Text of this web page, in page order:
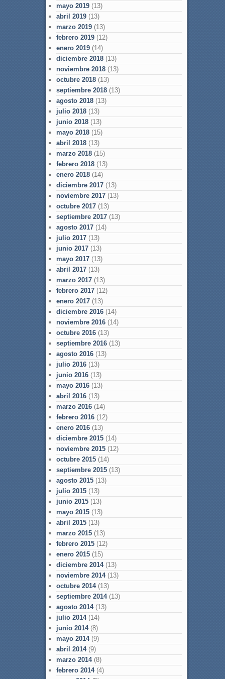
mayo 2019(13)
abril 2019(13)
marzo 2019(13)
febrero 2019(12)
enero 2019(14)
diciembre 2018(13)
noviembre 2018(13)
octubre 2018(13)
septiembre 2018(13)
agosto 2018(13)
julio 2018(13)
junio 2018(13)
mayo 2018(15)
abril 2018(13)
marzo 2018(15)
febrero 2018(13)
enero 2018(14)
diciembre 2017(13)
noviembre 2017(13)
octubre 2017(13)
septiembre 2017(13)
agosto 2017(14)
julio 2017(13)
junio 2017(13)
mayo 2017(13)
abril 2017(13)
marzo 2017(13)
febrero 2017(12)
enero 2017(13)
diciembre 2016(14)
noviembre 2016(14)
octubre 2016(13)
septiembre 2016(13)
agosto 2016(13)
julio 2016(13)
junio 2016(13)
mayo 2016(13)
abril 2016(13)
marzo 2016(14)
febrero 2016(12)
enero 2016(13)
diciembre 2015(14)
noviembre 2015(12)
octubre 2015(14)
septiembre 2015(13)
agosto 2015(13)
julio 2015(13)
junio 2015(13)
mayo 2015(13)
abril 2015(13)
marzo 2015(13)
febrero 2015(12)
enero 2015(15)
diciembre 2014(13)
noviembre 2014(13)
octubre 2014(13)
septiembre 2014(13)
agosto 2014(13)
julio 2014(14)
junio 2014(8)
mayo 2014(9)
abril 2014(9)
marzo 2014(8)
febrero 2014(4)